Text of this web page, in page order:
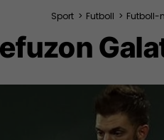
Sport > Futboll > Futboll-